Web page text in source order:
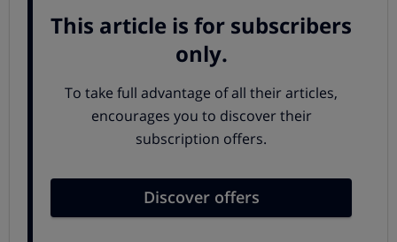
"presencial", depende de las autonomías
. En OCU
analizamos la normativa de cada comundidad y, tras
identificar las que contaban con menor nivel de
nuestras peticiones, porque para conseguir el objetivo
de proteger a los consumidores queremos que:
apuestas. Queremos que la distancia mínima entre
estos locales y sobre zonas vulnerables como colegios
o parques no sea inferior a 500 metros en todas las